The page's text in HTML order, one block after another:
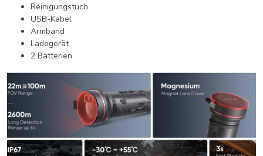
Reinigungstuch
USB-Kabel
Armband
Ladegerät
2 Batterien